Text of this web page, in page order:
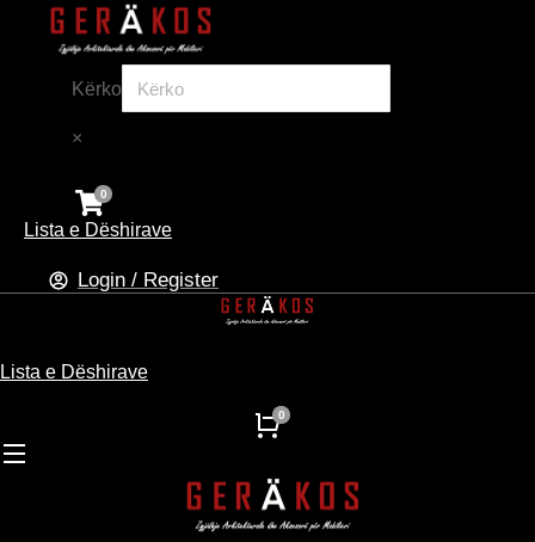
Kërko
×
Lista e Dëshirave
Login / Register
Lista e Dëshirave